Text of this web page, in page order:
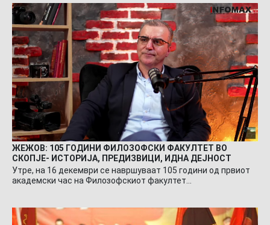
ЖЕЖОВ: 105 ГОДИНИ ФИЛОЗОФСКИ ФАКУЛТЕТ ВО
СКОПЈЕ- ИСТОРИЈА, ПРЕДИЗВИЦИ, ИДНА ДЕЈНОСТ
Утре, на 16 декември се навршуваат 105 години од првиот
академски час на Филозофскиот факултет…